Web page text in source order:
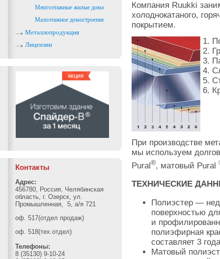
Многоэтажные жилые дома
Малоэтажное домостроение
Металлопродукция
Лицензии
Контакты
Адрес:
456780, Россия, Челябинская
область, г. Озерск, ул.
Промышленная, 5, а/я 721
оф. 517(отдел продаж)
оф. 518(тех.отдел)
Телефоны:
8 (35130) 9-10-24
Компания Ruukki
холоднокатаного,
покрытием.
1.
2.
3.
4.
5.
6.
При производстве
мы используем
Pural®, матовый Pural
ТЕХНИЧЕСКИЕ
Полиэстер —
поверхностью
и
полиэфирная
составляет 3
Матовый